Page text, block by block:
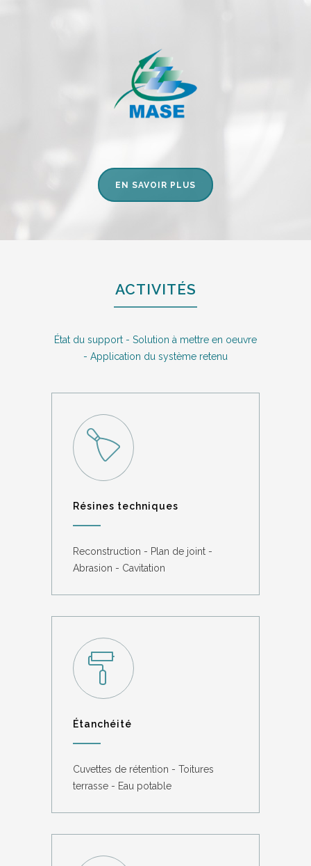
EN SAVOIR PLUS
ACTIVITÉS
État du support - Solution à mettre en oeuvre
- Application du système retenu
Résines techniques
Reconstruction - Plan de joint -
Abrasion - Cavitation
Étanchéité
Cuvettes de rétention - Toitures
terrasse - Eau potable